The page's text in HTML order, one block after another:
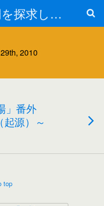
縄文と古代文明を探求しよう！
2010
」番外
源）～
top